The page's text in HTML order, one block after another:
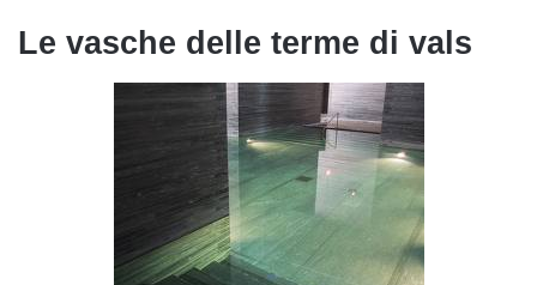
Le vasche delle terme di vals